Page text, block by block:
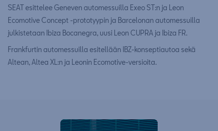
SEAT esittelee Geneven automessuilla Exeo ST:n ja Leon
Ecomotive Concept -prototyypin ja Barcelonan automessuilla
julkistetaan Ibiza Bocanegra, uusi Leon CUPRA ja Ibiza FR.
Frankfurtin automessuilla esitellään IBZ-konseptiautoa sekä
Altean, Altea XL:n ja Leonin Ecomotive-versioita.